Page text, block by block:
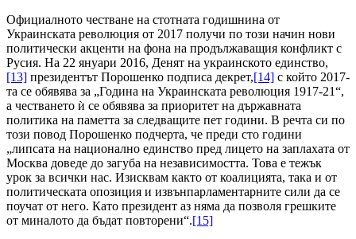
Официалното честване на стотната годишнина от
Украинската революция от 2017 получи по този начин нови
политически акценти на фона на продължаващия конфликт с
Русия. На 22 януари 2016, Денят на украинското единство,
[13] президентът Порошенко подписа декрет,[14] с който 2017-
та се обявява за „Година на Украинската революция 1917-21“,
а честването ѝ се обявява за приоритет на държавната
политика на паметта за следващите пет години. В речта си по
този повод Порошенко подчерта, че преди сто години
„липсата на национално единство пред лицето на заплахата от
Москва доведе до загуба на независимостта. Това е тежък
урок за всички нас. Изисквам както от коалицията, така и от
политическата опозиция и извънпарламентарните сили да се
поучат от него. Като президент аз няма да позволя грешките
от миналото да бъдат повторени“.[15]